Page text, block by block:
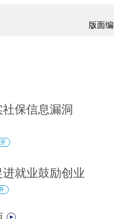
版面
保信息漏洞
就业鼓励创业